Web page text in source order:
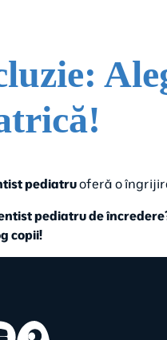
pediatruoferă o
pediatru de
copii!